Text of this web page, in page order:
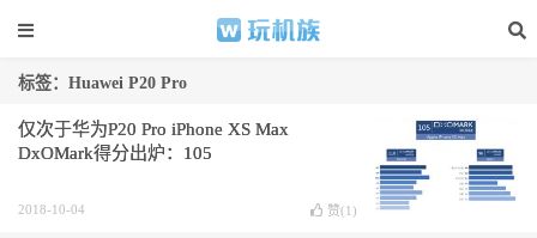
标签：Huawei P20 Pro
仅次于华为P20 Pro iPhone XS Max
DxOMark得分出炉：105
2018-10-04 赞(1 )